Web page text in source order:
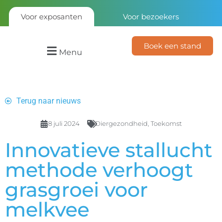
Voor exposanten Voor bezoekers
Menu
Boek een stand
Terug naar nieuws
8 juli 2024 Diergezondheid Toekomst
Innovatieve stallucht
methode verhoogt
grasgroei voor
melkvee